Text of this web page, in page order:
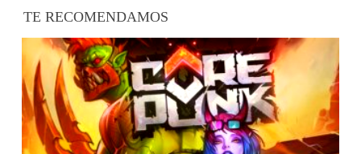
TE RECOMENDAMOS